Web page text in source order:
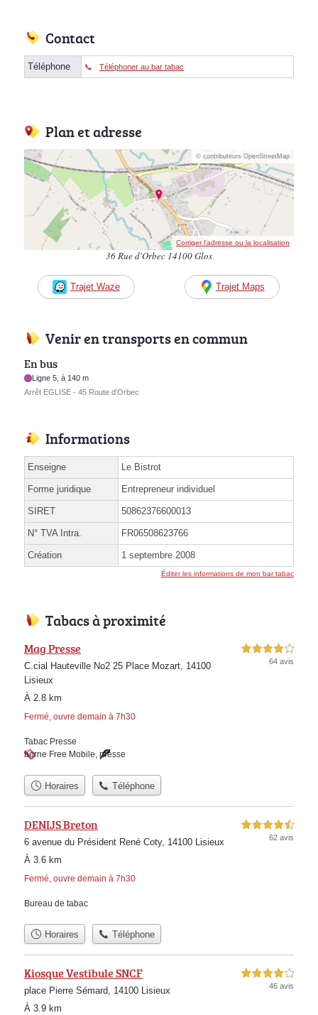
Contact
Téléphone Téléphoner au bar tabac
Plan et adresse
© contributeurs OpenStreetMap
Corriger l’adresse ou la localisation
36 Rue d'Orbec 14100 Glos
Trajet Waze Trajet Maps
Venir en transports en commun
En bus
Ligne 5, à 140 m
Arrêt EGLISE - 45 Route d'Orbec
Informations
Enseigne Le Bistrot
Forme juridique Entrepreneur individuel
SIRET 50862376600013
N° TVA Intra. FR06508623766
Création 1 septembre 2008
Éditer les informations de mon bar tabac
Tabacs à proximité
Mag Presse
C.cial Hauteville No2 25 Place Mozart, 14100
Lisieux
À 2.8 km
Fermé, ouvre demain à 7h30
4,0 étoiles sur 5
64 avis
Tabac Presse
borne Free Mobile, presse
Horaires Téléphone
DENIJS Breton
6 avenue du Président René Coty, 14100 Lisieux
À 3.6 km
Fermé, ouvre demain à 7h30
4,5 étoiles sur 5
62 avis
Bureau de tabac
Horaires Téléphone
Kiosque Vestibule SNCF
place Pierre Sémard, 14100 Lisieux
À 3.9 km
4,0 étoiles sur 5
46 avis